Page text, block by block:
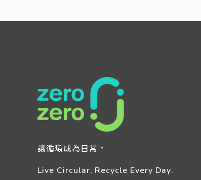
讓循環成為日常。
Live Circular, Recycle Every Day.